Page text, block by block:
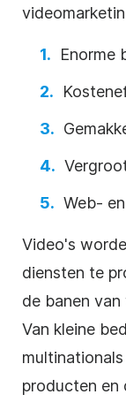
Enorme
Web-
Video's
diensten te
de banen
Van kleine
producten en